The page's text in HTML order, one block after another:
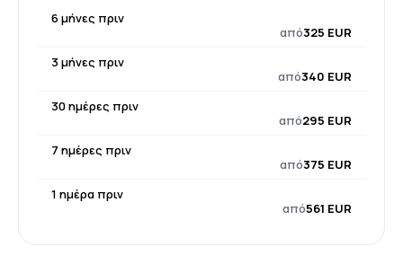
6 μήνες πριν
από325 EUR
3 μήνες πριν
από340 EUR
30 ημέρες πριν
από295 EUR
7 ημέρες πριν
από375 EUR
1 ημέρα πριν
από561 EUR